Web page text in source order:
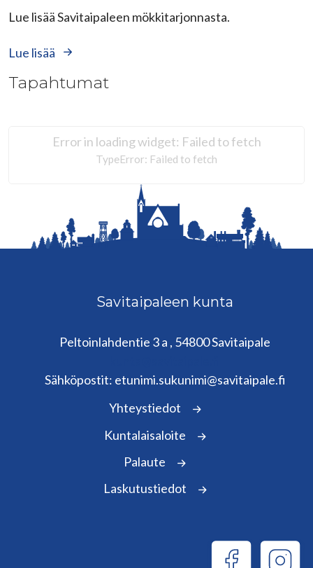
Lue lisää Savitaipaleen mökkitarjonnasta.
Lue lisää
Tapahtumat
Error in loading widget: Failed to fetch
TypeError: Failed to fetch
Savitaipaleen kunta
Peltoinlahdentie 3 a , 54800 Savitaipale
Sähköpostit: etunimi.sukunimi@savitaipale.fi
Yhteystiedot
Kuntalaisaloite
Palaute
Laskutustiedot